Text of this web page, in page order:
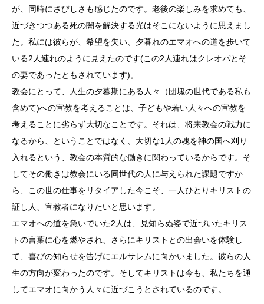
が、同時にさびしさも感じたのです。老後の楽しみを求めても、
近づきつつある死の闇を解決する光はそこにないように思えまし
た。私には彼らが、希望を失い、夕暮れのエマオへの道を歩いて
いる2人連れのように見えたのです(この2人連れはクレオパとそ
の妻であったともされています)。
教会にとって、人生の夕暮期にある人々（団塊の世代である私も
含めて)への宣教を考えることは、子どもや若い人々への宣教を
考えることに劣らず大切なことです。それは、将来教会の戦力に
なるから、ということではなく、大切な1人の魂を神の国へ刈り
入れるという、教会の本質的な働きに関わっているからです。そ
してその働きは教会にいる同世代の人に与えられた課題ですか
ら、この世の仕事をリタイアした今こそ、一人ひとりキリストの
証し人、宣教者になりたいと思います。
エマオへの道を急いでいた2人は、見知らぬ姿で近づいたキリス
トの言葉に心を燃やされ、さらにキリストとの出会いを体験し
て、喜びの知らせを告げにエルサレムに向かいました。彼らの人
生の方向が変わったのです。そしてキリストは今も、私たちを通
してエマオに向かう人々に近づこうとされているのです。